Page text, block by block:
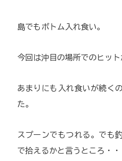
島でもボトム入れ食い。
今回は沖目の場所でのヒット
あまりにも入れ食いが続く
た。
スプーンでもつれる。でも
で拾えるかと言うところ・・